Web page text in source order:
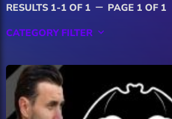
RESULTS 1-1 OF 1 remove PAGE 1 OF 1
CATEGORY FILTER keyboard_arrow_down
Hobby